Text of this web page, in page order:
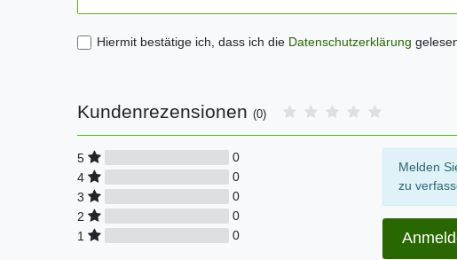
Hiermit bestätige ich, dass ich die Daten­schutz­erklärung
Kundenrezensionen (0)
5
0
4
0
3
0
2
0
1
0
Melden
zu